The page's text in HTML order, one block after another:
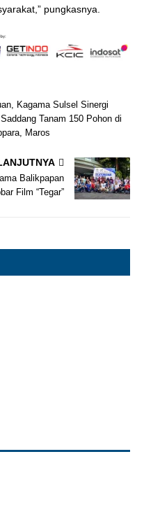
pungkasnya.
Kagama Sulsel Sinergi
Tanam 150 Pohon di
Maros
Balikpapan
Film “Tegar”